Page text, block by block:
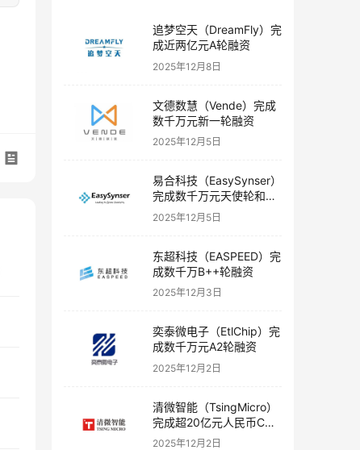
追梦空天（DreamFly）完
成近两亿元A轮融资
2025年12月8日
文德数慧（Vende）完成
数千万元新一轮融资
2025年12月5日
易合科技（EasySynser）
完成数千万元天使轮和天
使+轮融资
2025年12月5日
东超科技（EASPEED）完
成数千万B++轮融资
2025年12月3日
奕泰微电子（EtlChip）完
成数千万元A2轮融资
2025年12月2日
清微智能（TsingMicro）
完成超20亿元人民币C轮
融资
2025年12月2日